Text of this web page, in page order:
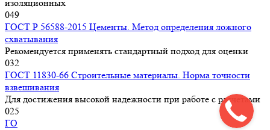
изоляционных
049
ГОСТ Р 56588-2015 Цементы. Метод определения ложного
схватывания
Рекомендуется применять стандартный подход для оценки
032
ГОСТ 11830-66 Строительные материалы. Норма точности
взвешивания
Для достижения высокой надежности при работе с расчетами
025
ГО